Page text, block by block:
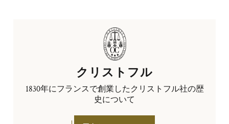
クリストフル
1830年にフランスで創業したクリストフル社の歴
史について